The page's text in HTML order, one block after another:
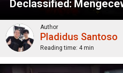
Declassified:
Author
Pladidus Santoso
Reading time: 4 min